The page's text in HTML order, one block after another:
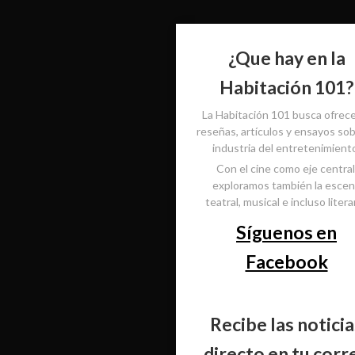
¿Que hay en la
Habitación 101?
La Habitación 101 busca
reseñas, artículos y ensayos
industria del
Con el cine como eje
exploramos también la
teatral, musical e incluso
Síguenos en
Facebook
Recibe las